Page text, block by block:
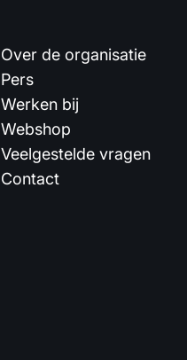
Over de organisatie
Pers
Werken bij
Webshop
Veelgestelde vragen
Contact